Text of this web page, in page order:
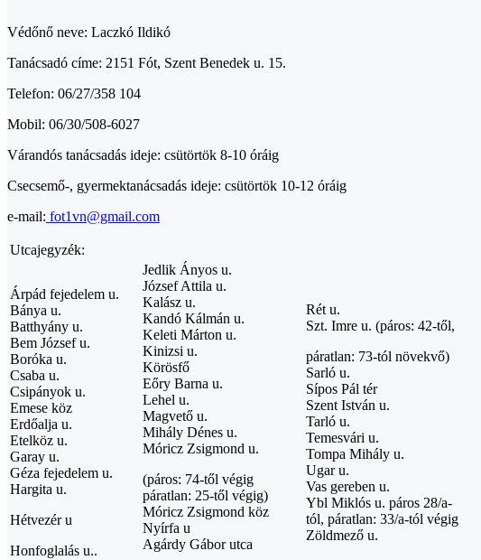
Védőnő neve: Laczkó Ildikó
Tanácsadó címe: 2151 Fót, Szent Benedek u. 15.
Telefon: 06/27/358 104
Mobil: 06/30/508-6027
Várandós tanácsadás ideje: csütörtök 8-10 óráig
Csecsemő-, gyermektanácsadás ideje: csütörtök 10-12 óráig
e-mail: fot1vn@gmail.com
Utcajegyzék:
Árpád fejedelem u.
Bánya u.
Batthyány u.
Bem József u.
Boróka u.
Csaba u.
Csipányok u.
Emese köz
Erdőalja u.
Etelköz u.
Garay u.
Géza fejedelem u.
Hargita u.
Hétvezér u
Honfoglalás u..
Jedlik Ányos u.
József Attila u.
Kalász u.
Kandó Kálmán u.
Keleti Márton u.
Kinizsi u.
Körösfő
Eőry Barna u.
Lehel u.
Magvető u.
Mihály Dénes u.
Móricz Zsigmond u.
(páros: 74-től végig
páratlan: 25-től végig)
Móricz Zsigmond köz
Nyírfa u
Agárdy Gábor utca
Rét u.
Szt. Imre u. (páros: 42-től,
páratlan: 73-tól növekvő)
Sarló u.
Sípos Pál tér
Szent István u.
Tarló u.
Temesvári u.
Tompa Mihály u.
Ugar u.
Vas gereben u.
Ybl Miklós u. páros 28/a-
tól, páratlan: 33/a-tól végig
Zöldmező u.